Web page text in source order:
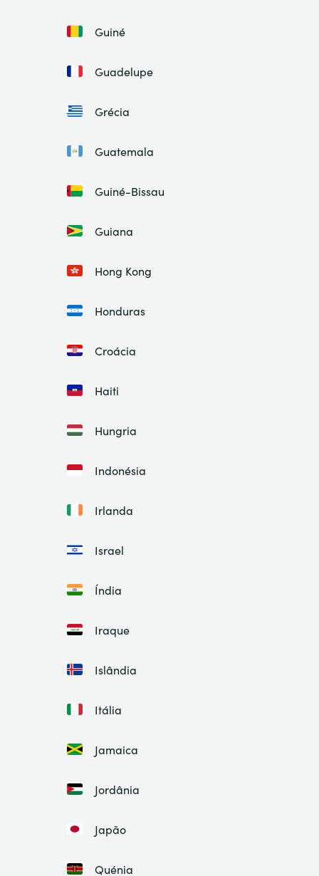
Guiné
Guadelupe
Grécia
Guatemala
Guiné-Bissau
Guiana
Hong Kong
Honduras
Croácia
Haiti
Hungria
Indonésia
Irlanda
Israel
Índia
Iraque
Islândia
Itália
Jamaica
Jordânia
Japão
Quénia